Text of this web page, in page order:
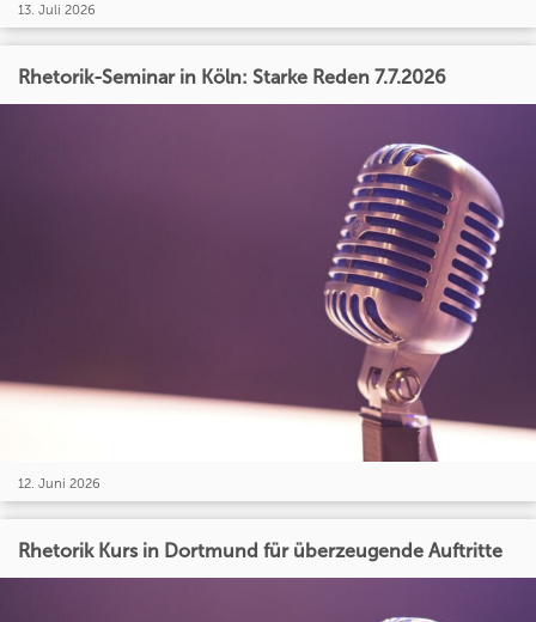
13. Juli 2026
Rhetorik-Seminar in Köln: Starke Reden 7.7.2026
12. Juni 2026
Rhetorik Kurs in Dortmund für überzeugende Auftritte